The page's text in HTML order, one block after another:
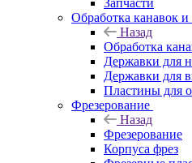
Запчасти
Обработка канавок и
Назад
Обработка
Державки для
Державки для
Пластины для
Фрезерование
Назад
Фрезерование
Корпуса фрез